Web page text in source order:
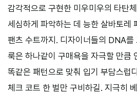
감각적으로 구현한 미우미우의 타탄
세심하게 파악하는 데 능한 살바토레
팬츠 수트까지. 디자이너들의 DNA를
룩은 하나같이 구매욕을 자극할 만큼
똑같은 패턴으로 맞춰 입기 부담스럽
체크 코트 한 벌만 구비하길. 지극히